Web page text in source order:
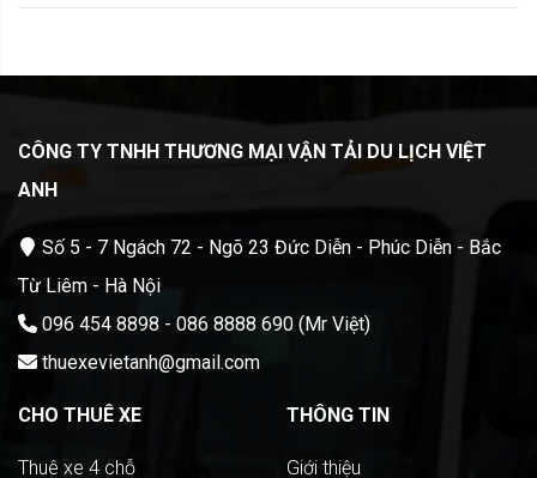
CÔNG TY TNHH THƯƠNG MẠI VẬN TẢI DU LỊCH VIỆT
ANH
Số 5 - 7 Ngách 72 - Ngõ 23 Đức Diễn - Phúc Diễn - Bắc
Từ Liêm - Hà Nội
096 454 8898 - 086 8888 690 (Mr Việt)
thuexevietanh@gmail.com
CHO THUÊ XE
Thuê xe 4 chỗ
THÔNG TIN
Giới thiệu